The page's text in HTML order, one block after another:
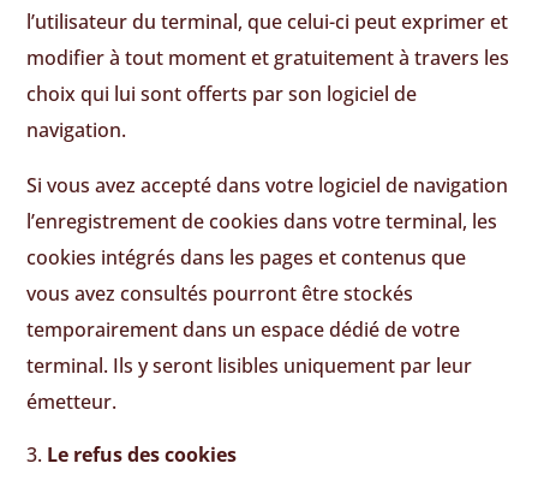
l’utilisateur du terminal, que celui-ci peut exprimer et
modifier à tout moment et gratuitement à travers les
choix qui lui sont offerts par son logiciel de
navigation.
Si vous avez accepté dans votre logiciel de navigation
l’enregistrement de cookies dans votre terminal, les
cookies intégrés dans les pages et contenus que
vous avez consultés pourront être stockés
temporairement dans un espace dédié de votre
terminal. Ils y seront lisibles uniquement par leur
émetteur.
Le refus des cookies